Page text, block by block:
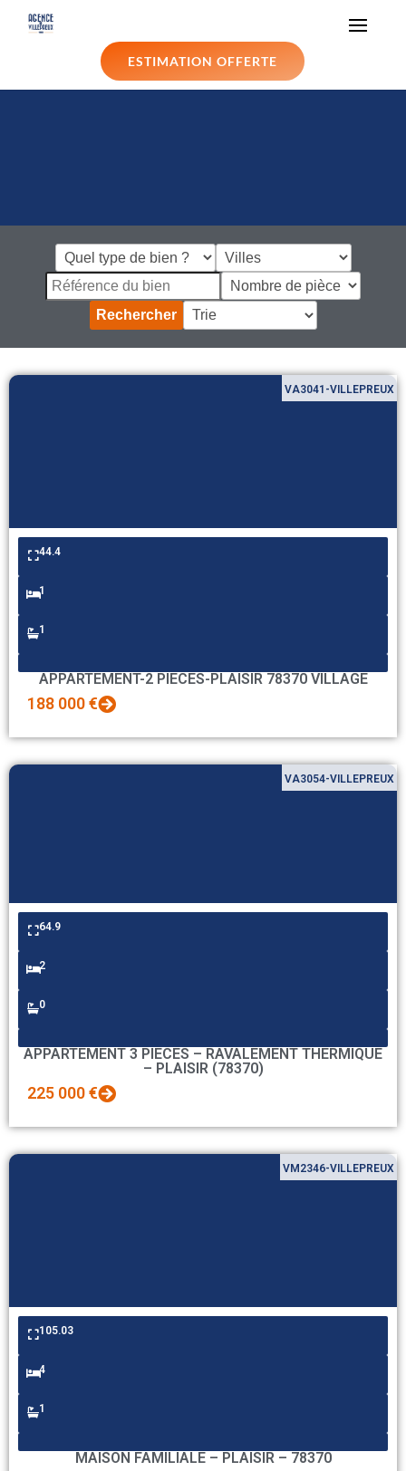
ESTIMATION OFFERTE
Rechercher
VA3041-VILLEPREUX
44.4
1
1
APPARTEMENT-2 PIECES-PLAISIR 78370 VILLAGE
188 000 €
VA3054-VILLEPREUX
64.9
2
0
APPARTEMENT 3 PIECES – RAVALEMENT THERMIQUE
– PLAISIR (78370)
225 000 €
VM2346-VILLEPREUX
105.03
4
1
MAISON FAMILIALE – PLAISIR – 78370